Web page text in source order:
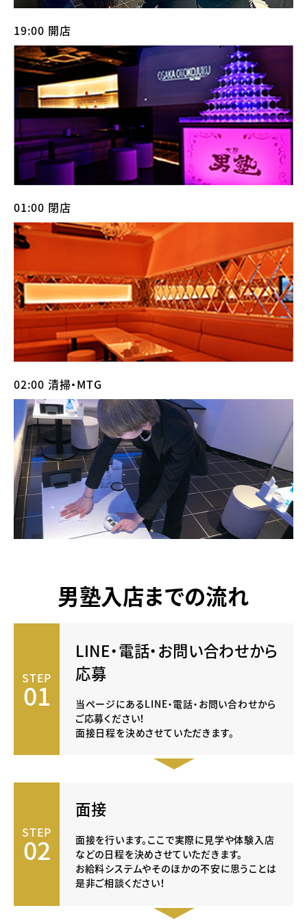
19:00 開店
01:00 閉店
02:00 清掃・MTG
男塾入店までの流れ
STEP
01
LINE・電話・お問い合わせから
応募
当ページにあるLINE・電話・お問い合わせから
ご応募ください！
面接日程を決めさせていただきます。
STEP
02
面接
面接を行います。ここで実際に見学や体験入店
などの日程を決めさせていただきます。
お給料システムやそのほかの不安に思うことは
是非ご相談ください！